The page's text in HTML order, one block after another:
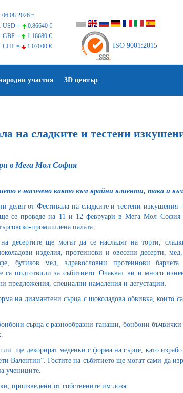
г.
USD =
0.86640 €
GBP =
1.16680 €
CHF =
1.07000 € ISO 9001:2015
участия 3D център
на сладките и тестени
в Мега Мол София
е насочено както към крайни клиенти, така и
делят от Фестивала на сладките и тестени изкушения
се проведе на 11 и 12 февруари в Мега Мол София
промишлена палата.
десертите ще могат да се насладят на торти,
изделия, протеинови и овесени десерти,
бутиков мед, здравословни протеинови
са подготвили за събитието. Очакват ви и много
предложения, специални намаления и дегустации.
на диамантени сърца с шоколадова обвивка, които
сърца с разнообразни ганаши, бонбони
ще декорират меденки с форма на сърце, като
Валентин”. Гостите на събитието ще могат сами да
учениците.
произведени от собствените им лозя.